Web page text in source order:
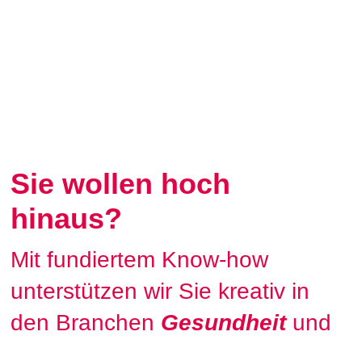
Sie wollen hoch
hinaus?
Mit fundiertem Know-how
unterstützen wir Sie kreativ in
den Branchen Gesundheitund